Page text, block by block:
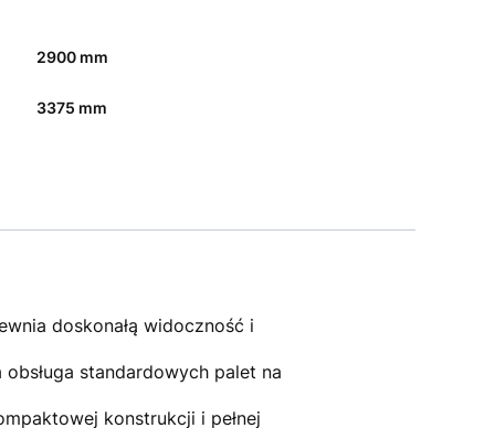
2900 mm
3375 mm
doskonałą widoczność i
standardowych palet na
konstrukcji i pełnej